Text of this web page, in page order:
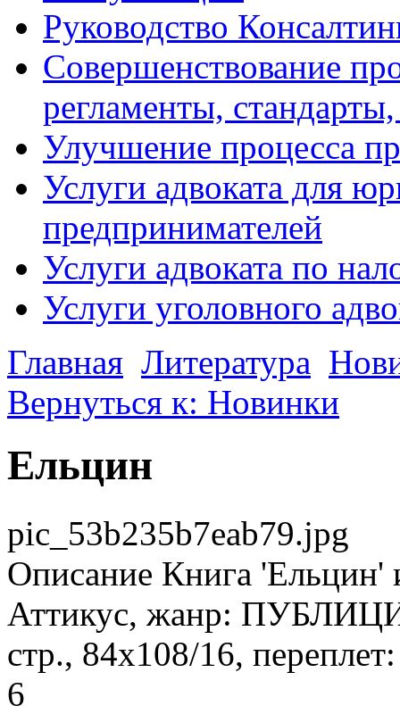
Руководство
Совершенствование
регламенты,
Улучшение процесса
Услуги адвоката для
предпринимателей
Услуги адвоката по
Услуги уголовного
Главная Литература
Вернуться к: Новинки
Ельцин
pic_53b235b7eab79.jpg
Описание Книга 'Ельцин'
Аттикус, жанр:
стр., 84х108/16,
6